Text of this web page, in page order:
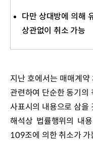
다만 상대방에 의해
상관없이 취소 가능
지난 호에서는 매매계
관련하여 단순한 동기의
사표시의 내용으로 삼을
해석상 법률행위의 내
109조에 의한 취소가 가